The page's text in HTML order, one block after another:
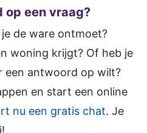
op een vraag?
de ware ontmoet?
woning krijgt? Of heb je
een antwoord op wilt?
en start een online
nu een gratis chat. Je